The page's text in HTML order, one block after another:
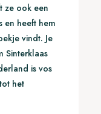
ze ook een
en heeft hem
vindt. Je
Sinterklaas
is vos
het